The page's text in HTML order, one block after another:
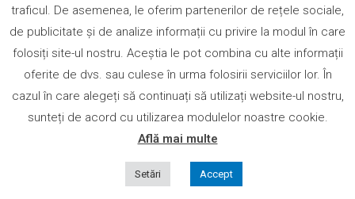
Membrii platformei obțin acces la întregul ecosistem de conținut
– articole, studii de caz, white papers, prezentări, materiale video
– și alte resurse valoroase din domeniul tehnologiei, dezvoltate
de către experți din domeniu. Tot conținutul este dezvoltat
pentru a oferi membrilor cunoștințele și resursele necesare
adaptării business-ului la noul context al transformării digitale.
traficul. De asemenea, le oferim partenerilor de rețele sociale,
de publicitate și de analize informații cu privire la modul în care
folosiți site-ul nostru. Aceștia le pot combina cu alte informații
oferite de dvs. sau culese în urma folosirii serviciilor lor. În
cazul în care alegeți să continuați să utilizați website-ul nostru,
sunteți de acord cu utilizarea modulelor noastre cookie.
Află mai multe
Setări Accept